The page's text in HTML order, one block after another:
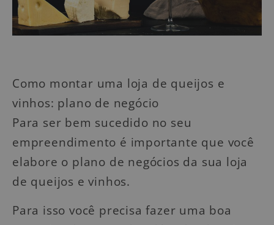
Como montar uma loja de queijos e
vinhos: plano de negócio
Para ser bem sucedido no seu
empreendimento é importante que você
elabore o plano de negócios da sua loja
de queijos e vinhos.
Para isso você precisa fazer uma boa